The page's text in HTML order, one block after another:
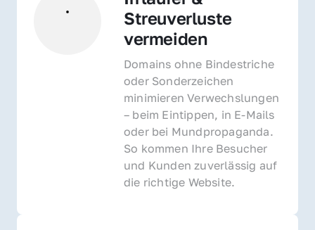
Streuverluste
vermeiden
Domains ohne Bindestriche
oder Sonderzeichen
minimieren Verwechslungen
– beim Eintippen, in E-Mails
oder bei Mundpropaganda.
So kommen Ihre Besucher
und Kunden zuverlässig auf
die richtige Website.